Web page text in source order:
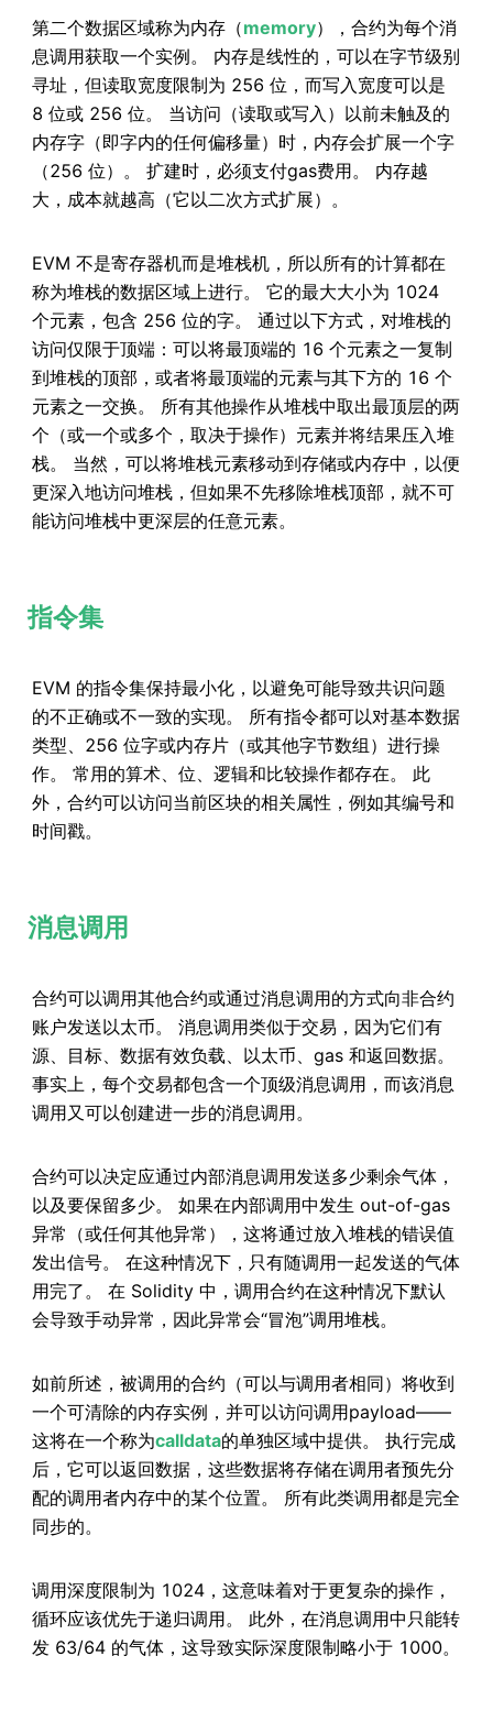
第二个数据区域称为内存（memory），合约为每个消
息调用获取一个实例。 内存是线性的，可以在字节级别
寻址，但读取宽度限制为 256 位，而写入宽度可以是
8 位或 256 位。 当访问（读取或写入）以前未触及的
内存字（即字内的任何偏移量）时，内存会扩展一个字
（256 位）。 扩建时，必须支付gas费用。 内存越
大，成本就越高（它以二次方式扩展）。
EVM 不是寄存器机而是堆栈机，所以所有的计算都在
称为堆栈的数据区域上进行。 它的最大大小为 1024
个元素，包含 256 位的字。 通过以下方式，对堆栈的
访问仅限于顶端：可以将最顶端的 16 个元素之一复制
到堆栈的顶部，或者将最顶端的元素与其下方的 16 个
元素之一交换。 所有其他操作从堆栈中取出最顶层的两
个（或一个或多个，取决于操作）元素并将结果压入堆
栈。 当然，可以将堆栈元素移动到存储或内存中，以便
更深入地访问堆栈，但如果不先移除堆栈顶部，就不可
能访问堆栈中更深层的任意元素。
指令集
EVM 的指令集保持最小化，以避免可能导致共识问题
的不正确或不一致的实现。 所有指令都可以对基本数据
类型、256 位字或内存片（或其他字节数组）进行操
作。 常用的算术、位、逻辑和比较操作都存在。 此
外，合约可以访问当前区块的相关属性，例如其编号和
时间戳。
消息调用
合约可以调用其他合约或通过消息调用的方式向非合约
账户发送以太币。 消息调用类似于交易，因为它们有
源、目标、数据有效负载、以太币、gas 和返回数据。
事实上，每个交易都包含一个顶级消息调用，而该消息
调用又可以创建进一步的消息调用。
合约可以决定应通过内部消息调用发送多少剩余气体，
以及要保留多少。 如果在内部调用中发生 out-of-gas
异常（或任何其他异常），这将通过放入堆栈的错误值
发出信号。 在这种情况下，只有随调用一起发送的气体
用完了。 在 Solidity 中，调用合约在这种情况下默认
会导致手动异常，因此异常会“冒泡”调用堆栈。
如前所述，被调用的合约（可以与调用者相同）将收到
一个可清除的内存实例，并可以访问调用payload——
这将在一个称为calldata的单独区域中提供。 执行完成
后，它可以返回数据，这些数据将存储在调用者预先分
配的调用者内存中的某个位置。 所有此类调用都是完全
同步的。
调用深度限制为 1024，这意味着对于更复杂的操作，
循环应该优先于递归调用。 此外，在消息调用中只能转
发 63/64 的气体，这导致实际深度限制略小于 1000。